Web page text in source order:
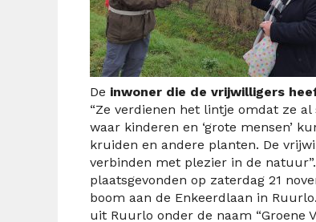
De inwoner die de vrijwilligers
“Ze verdienen het lintje omdat ze
waar kinderen en ‘grote mensen’
kruiden en andere planten. De
verbinden met plezier in de
plaatsgevonden op zaterdag 21
boom aan de Enkeerdlaan in
uit Ruurlo onder de naam “Groene